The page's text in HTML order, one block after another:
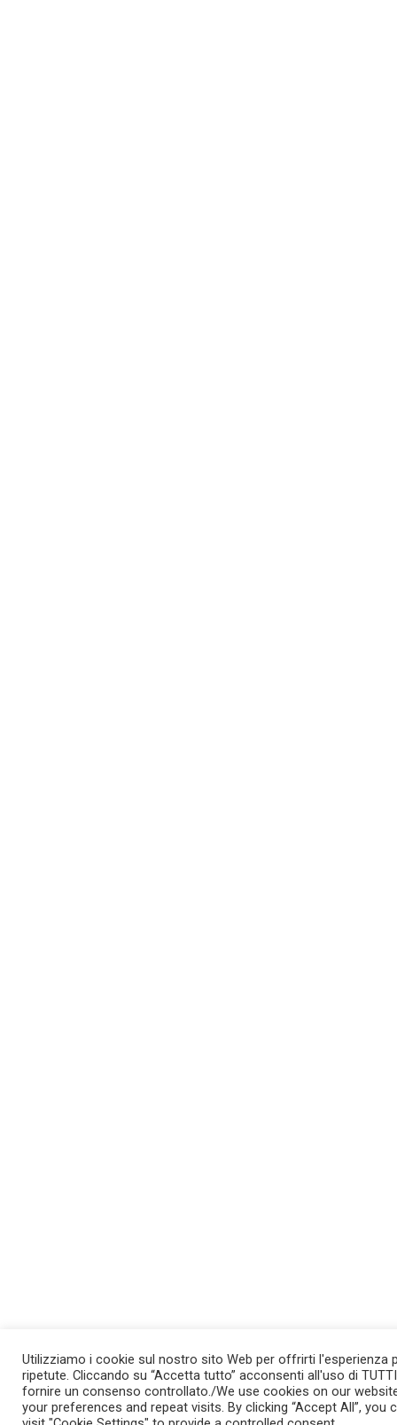
Utilizziamo i cookie sul nostro sito Web per offrirti l'esperienza
ripetute. Cliccando su “Accetta tutto” acconsenti all'uso di
fornire un consenso controllato./We use cookies on our
your preferences and repeat visits. By clicking “Accept All”,